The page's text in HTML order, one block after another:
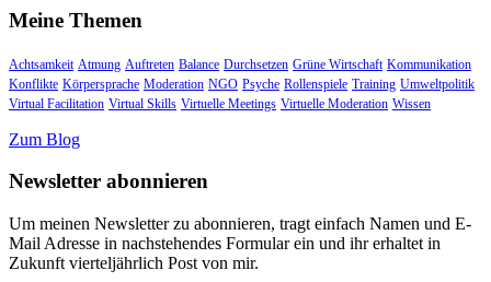
Meine Themen
Achtsamkeit Atmung Auftreten Balance Durchsetzen Grüne Wirtschaft Kommunikation
Konflikte Körpersprache Moderation NGO Psyche Rollenspiele Training Umweltpolitik
Virtual Facilitation Virtual Skills Virtuelle Meetings Virtuelle Moderation Wissen
Zum Blog
Newsletter abonnieren
Um meinen Newsletter zu abonnieren, tragt einfach Namen und E-
Mail Adresse in nachstehendes Formular ein und ihr erhaltet in
Zukunft vierteljährlich Post von mir.